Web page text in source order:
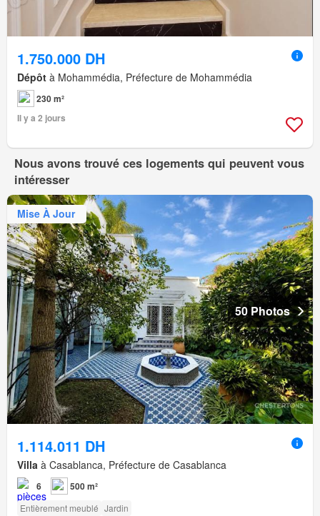
1.750.000 DH
Dépôt à Mohammédia, Préfecture de Mohammédia
230 m²
Il y a 2 jours
Nous avons trouvé ces logements qui peuvent vous
intéresser
Mise À Jour
50 Photos
1.114.011 DH
Villa à Casablanca, Préfecture de Casablanca
6 500 m²
Entièrement meublé Jardin